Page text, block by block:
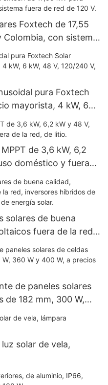
Foxtech de 17,55
Colombia, con sistema
pura Foxtech
mayorista, 4 kW, 6
fuera de la red.
de 3,6 kW, 6,2
doméstico y fuera
solares de buena
fuera de la red,
y 10,2 kW para
de paneles solares
de 182 mm, 300 W,
solar de vela,